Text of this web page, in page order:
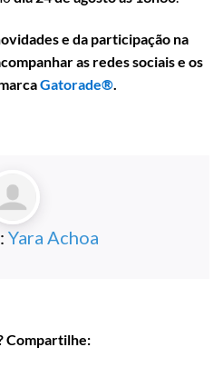
e da participação na
as redes sociais e os
Gatorade®
Yara Achoa
Compartilhe: